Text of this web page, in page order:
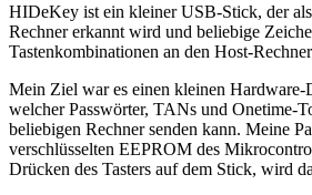
HIDeKey ist ein kleiner USB-Stick, der
Rechner erkannt wird und beliebige
Tastenkombinationen an den Host-
Mein Ziel war es einen kleinen
welcher Passwörter, TANs und Onetime-
beliebigen Rechner senden kann. Meine
verschlüsselten EEPROM des
Drücken des Tasters auf dem Stick, wird